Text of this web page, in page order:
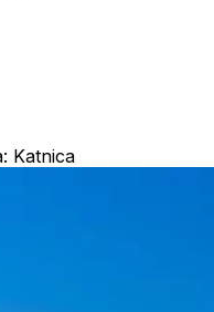
Katnica